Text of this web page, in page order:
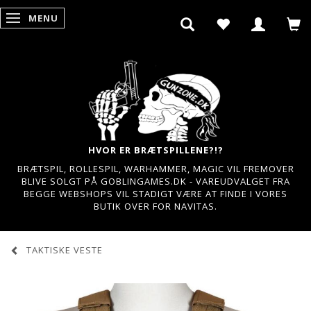
SKIFTE NAVIGATION
MENU
HVOR ER BRÆTSPILLENE?!?
BRÆTSPIL, ROLLESPIL, WARHAMMER, MAGIC VIL FREMOVER
BLIVE SOLGT PÅ GOBLINGAMES.DK - VAREUDVALGET FRA
BEGGE WEBSHOPS VIL STADIGT VÆRE AT FINDE I VORES
BUTIK OVER FOR NAVITAS.
TAKTISKE VESTE